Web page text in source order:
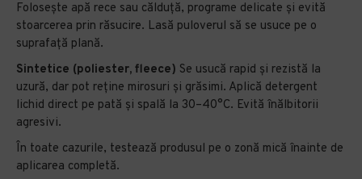
Folosește apă rece sau călduță, programe delicate și evită
stoarcerea prin răsucire. Lasă puloverul să se usuce pe o
suprafață plană.
Sintetice (poliester, fleece) Se usucă rapid și rezistă la
uzură, dar pot reține mirosuri și grăsimi. Aplică detergent
lichid direct pe pată și spală la 30–40°C. Evită înălbitorii
agresivi.
În toate cazurile, testează produsul pe o zonă mică înainte de
aplicarea completă.